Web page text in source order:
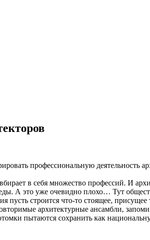
профессиональную деятельность
в себя множество профессий. И
А это уже очевидно плохо… Тут
пусть строится что-то стоящее,
архитектурные ансамбли,
пытаются сохранить как